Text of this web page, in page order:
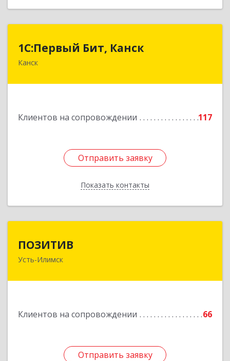
1С:Первый Бит, Канск
Канск
Клиентов на сопровождении 117
Отправить заявку
Показать контакты
Отправить заявку
Назад
ПОЗИТИВ
Усть-Илимск
Клиентов на сопровождении 66
Отправить заявку
666679, Иркутская обл, Усть-Илимск г, Дружбы
Отправить заявку